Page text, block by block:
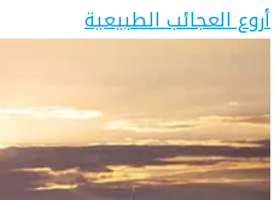
أروع العجائب الطبيعية